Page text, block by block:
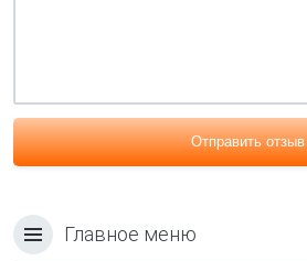
Отправить отзыв
Главное меню